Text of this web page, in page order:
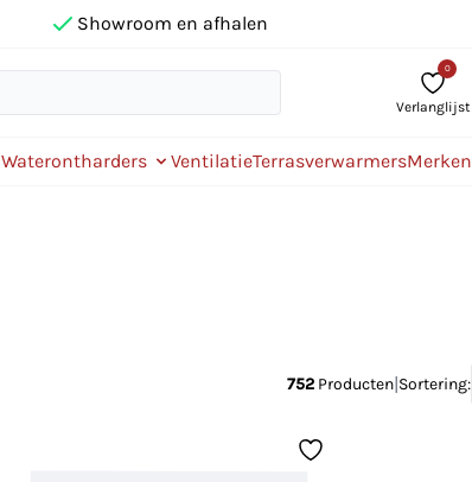
Showroom en afhalen
0
Verlanglijst
Waterontharders VentilatieTerrasverwarmersMerken
752 Producten|Sortering: